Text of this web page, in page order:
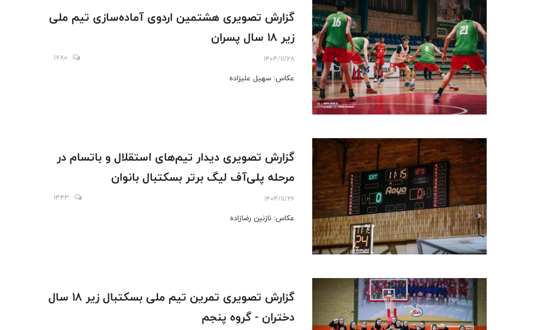
گزارش تصویری هشتمین اردوی آماده‌سازی تیم ملی
زیر ۱۸ سال پسران
1404/11/28
1780
عکاس: سهیل علیزاده
گزارش تصویری دیدار تیم‌های استقلال و باتسام در
مرحله پلی‌آف لیگ برتر بسکتبال بانوان
1404/11/26
1343
عکاس: نازنین رضازاده
گزارش تصویری تمرین تیم ملی بسکتبال زیر ۱۸ سال
دختران - گروه پنجم